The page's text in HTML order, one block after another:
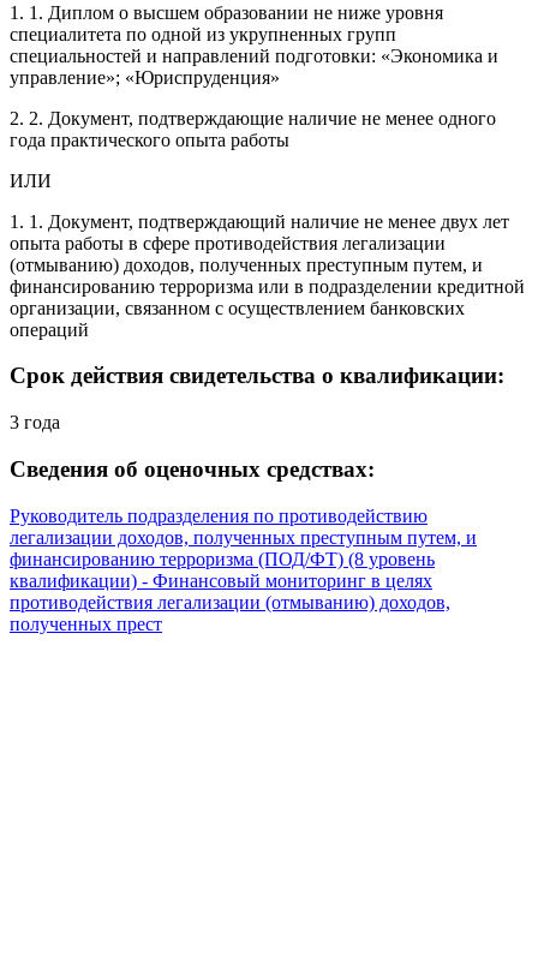
1. 1. Диплом о высшем образовании не ниже уровня
специалитета по одной из укрупненных групп
специальностей и направлений подготовки: «Экономика и
управление»; «Юриспруденция»
2. 2. Документ, подтверждающие наличие не менее одного
года практического опыта работы
ИЛИ
1. 1. Документ, подтверждающий наличие не менее двух лет
опыта работы в сфере противодействия легализации
(отмыванию) доходов, полученных преступным путем, и
финансированию терроризма или в подразделении кредитной
организации, связанном с осуществлением банковских
операций
Срок действия свидетельства о квалификации:
3 года
Сведения об оценочных средствах:
Руководитель подразделения по противодействию
легализации доходов, полученных преступным путем, и
финансированию терроризма (ПОД/ФТ) (8 уровень
квалификации) - Финансовый мониторинг в целях
противодействия легализации (отмыванию) доходов,
полученных прест